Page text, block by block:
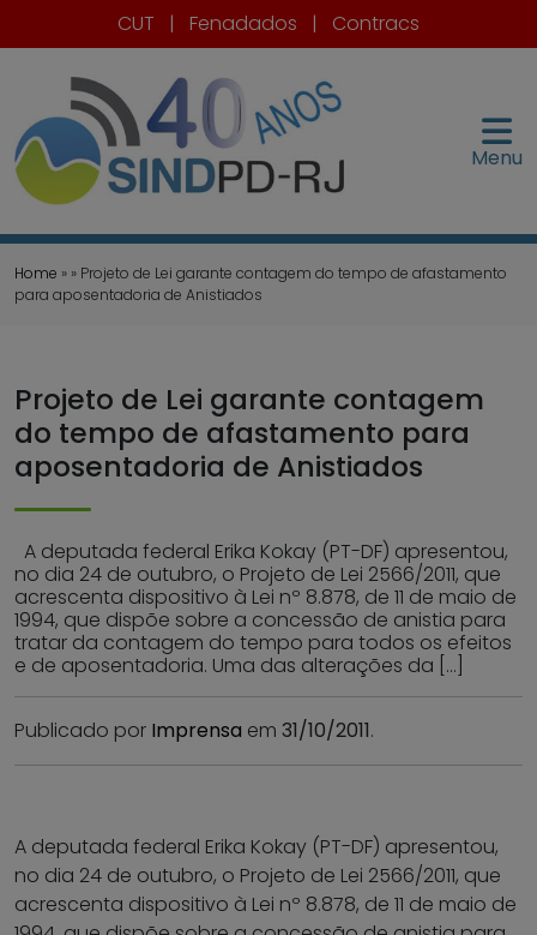
CUT | Fenadados | Contracs
Menu
Home » » Projeto de Lei garante contagem do tempo de afastamento
para aposentadoria de Anistiados
Projeto de Lei garante contagem
do tempo de afastamento para
aposentadoria de Anistiados
A deputada federal Erika Kokay (PT-DF) apresentou,
no dia 24 de outubro, o Projeto de Lei 2566/2011, que
acrescenta dispositivo à Lei nº 8.878, de 11 de maio de
1994, que dispõe sobre a concessão de anistia para
tratar da contagem do tempo para todos os efeitos
e de aposentadoria. Uma das alterações da […]
Publicado por Imprensa em 31/10/2011.
A deputada federal Erika Kokay (PT-DF) apresentou,
no dia 24 de outubro, o Projeto de Lei 2566/2011, que
acrescenta dispositivo à Lei nº 8.878, de 11 de maio de